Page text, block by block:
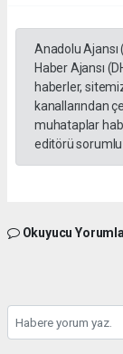
Anadolu Ajansı
Haber Ajansı
haberler,
kanallarından
muhataplar
editörü
Okuyucu